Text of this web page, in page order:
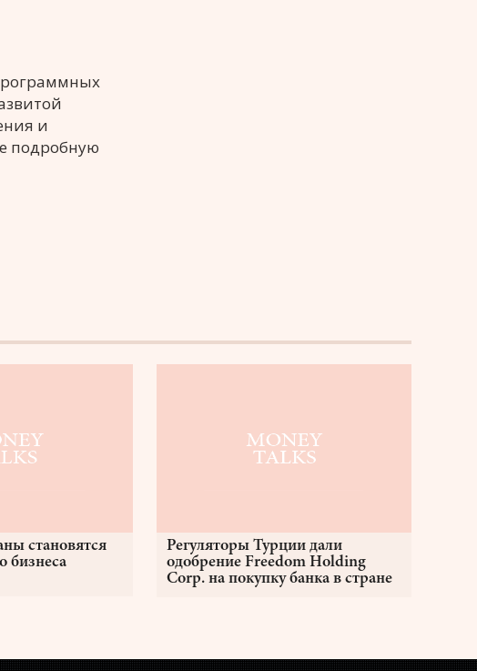
и
подробную
становятся
бизнеса
Регуляторы Турции дали
одобрение Freedom Holding
Corp. на покупку банка в стране